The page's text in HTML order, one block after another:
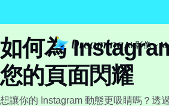
AI 影像 AI
如何為
您的頁面閃耀
想讓你的 Instagram 動態更吸睛嗎？透